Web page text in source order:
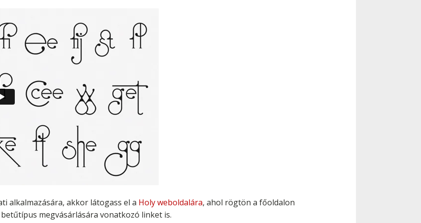
alkalmazására, akkor látogass el a Holy weboldalára, ahol rögtön a főoldalon
megvásárlására vonatkozó linket is.